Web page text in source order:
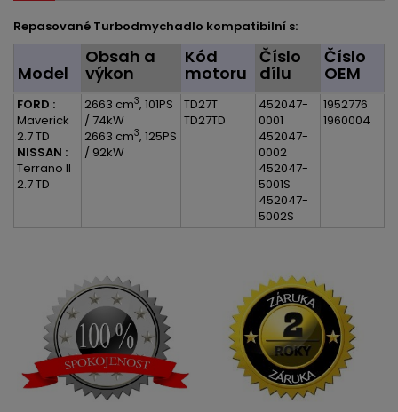
Repasované Turbodmychadlo kompatibilní s:
Model
Obsah a
výkon
Kód
motoru
Číslo
dílu
Číslo
OEM
FORD :
Maverick
2.7 TD
NISSAN :
Terrano II
2.7 TD
2663 cm3, 101PS
/ 74kW
2663 cm3, 125PS
/ 92kW
TD27T
TD27TD
452047-
0001
452047-
0002
452047-
5001S
452047-
5002S
1952776
1960004